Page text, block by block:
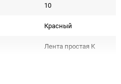
10
Красный
Лента простая K